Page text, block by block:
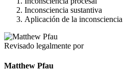
Inconsciencia sustantiva
Aplicación de la inconsciencia
Revisado legalmente por
Matthew Pfau